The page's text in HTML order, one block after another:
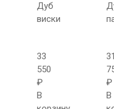
Дуб
виски
33
550
₽
В
31
₽
В